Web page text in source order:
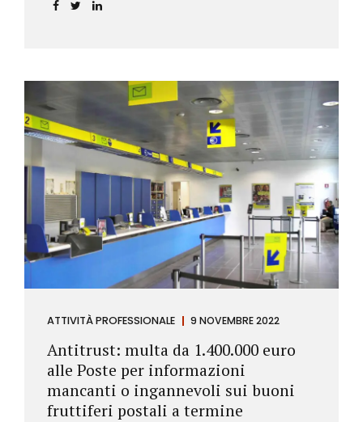
ATTIVITÀ PROFESSIONALE 9 NOVEMBRE 2022
Antitrust: multa da 1.400.000 euro
alle Poste per informazioni
mancanti o ingannevoli sui buoni
fruttiferi postali a termine